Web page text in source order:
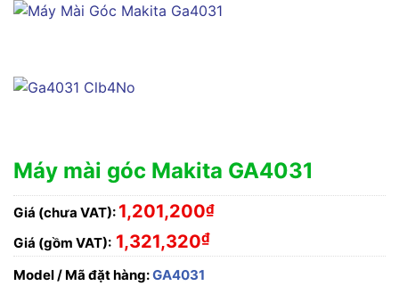
Máy mài góc Makita GA4031
Giá (chưa VAT): 1,201,200₫
Giá (gồm VAT): 1,321,320₫
Model / Mã đặt hàng:GA4031